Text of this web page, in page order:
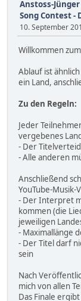
Anstoss-
Song Contest -
10. September
Willkommen
Ablauf ist
ein Land,
Zu den Regeln:
Jeder
vergebenes
- Der
- Alle anderen
Anschließend
YouTube-Musik-
- Der Interpret
kommen (die
jeweiligen
- Maximallänge
- Der Titel darf
sein
Nach
mich von allen
Das Finale